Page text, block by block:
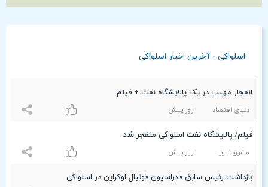
اسلواکی - آخرین اخبار اسلواکی
انفجار مهیب در یک پالایشگاه نفت + فیلم
دنیای اقتصاد ۱ روز پیش
فیلم/ پالایشگاه نفت اسلواکی منفجر شد
مشرق نیوز ۱ روز پیش
بازداشت رئیس سابق فدراسیون فوتبال اوکراین در اسلواکی